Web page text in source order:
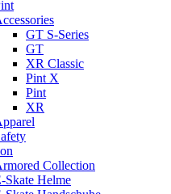
GT S-Series
GT
XR Classic
Pint X
Pint
XR
Collection
Skate Helme